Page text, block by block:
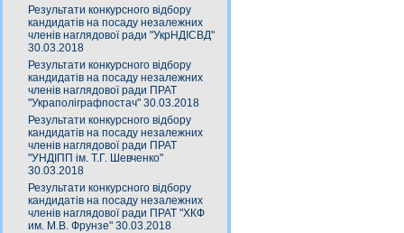
Результати конкурсного відбору
кандидатів на посаду незалежних
членів наглядової ради "УкрНДІСВД"
30.03.2018
Результати конкурсного відбору
кандидатів на посаду незалежних
членів наглядової ради ПРАТ
"Украполіграфпостач" 30.03.2018
Результати конкурсного відбору
кандидатів на посаду незалежних
членів наглядової ради ПРАТ
"УНДІПП ім. Т.Г. Шевченко"
30.03.2018
Результати конкурсного відбору
кандидатів на посаду незалежних
членів наглядової ради ПРАТ "ХКФ
им. М.В. Фрунзе" 30.03.2018